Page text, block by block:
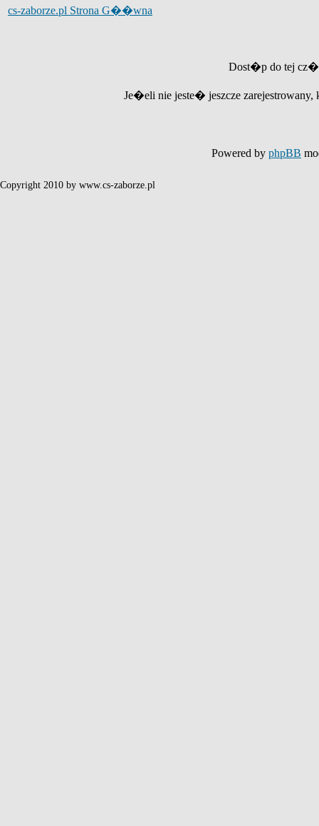
cs-zaborze.pl Strona G��wna
Dost�p do tej
Je�eli nie jeste� jeszcze
Powered by phpBB
Copyright 2010 by www.cs-zaborze.pl